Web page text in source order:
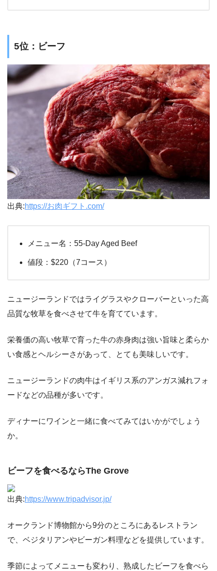
5位： ビーフ
出典:https://お肉ギフト.com/
メニュー名：55-Day Aged Beef
値段：$220（7コース）
ニュージーランドではライグラスやクローバーといった高
品質な牧草を食べさせて牛を育てています。
栄養価の高い牧草で育った牛の赤身肉は強い旨味と柔らか
い食感とヘルシーさがあって、とても美味しいです。
ニュージーランドの肉牛はイギリス系のアンガス減れフォ
ードなどの品種が多いです。
ディナーにワインと一緒に食べてみてはいかがでしょう
か。
ビーフを食べるならThe Grove
出典:https://www.tripadvisor.jp/
オークランド博物館から9分のところにあるレストラン
で、ベジタリアンやビーガン料理などを提供しています。
季節によってメニューも変わり、熟成したビーフを食べら